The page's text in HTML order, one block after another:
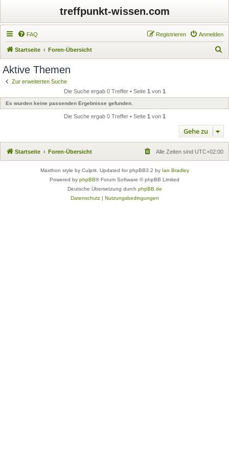
treffpunkt-wissen.com
FAQ Anmelden
Registrieren
Startseite Foren-Übersicht
e
Aktive Themen
Zur erweiterten Suche
Die Suche ergab 0 Treffer • Seite 1 von 1
Es wurden keine passenden Ergebnisse gefunden.
Die Suche ergab 0 Treffer • Seite 1 von 1
Gehe zu
Startseite Foren-Übersicht Alle Zeiten sind UTC+02:00
Maxthon style by Culprit. Updated for phpBB3.2 by Ian Bradley
Powered by phpBB® Forum Software © phpBB Limited
Deutsche Übersetzung durch phpBB.de
Datenschutz| Nutzungsbedingungen